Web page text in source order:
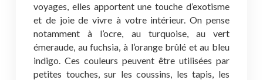
voyages, elles apportent une touche d’exotisme
et de joie de vivre à votre intérieur. On pense
notamment à l’ocre, au turquoise, au vert
émeraude, au fuchsia, à l’orange brûlé et au bleu
indigo. Ces couleurs peuvent être utilisées par
petites touches, sur les coussins, les tapis, les